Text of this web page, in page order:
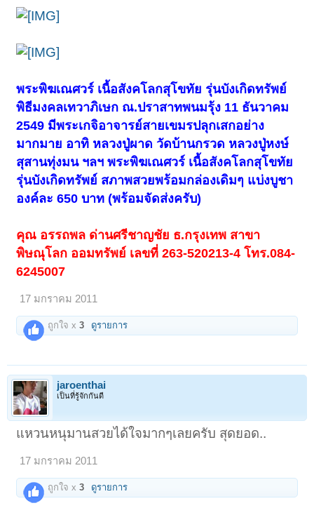
พระพิฆเณศวร์ เนื้อสังคโลกสุโขทัย รุ่นบังเกิดทรัพย์
พิธีมงคลเทวาภิเษก ณ.ปราสาทพนมรุ้ง 11 ธันวาคม
2549 มีพระเกจิอาจารย์สายเขมรปลุกเสกอย่าง
มากมาย อาทิ หลวงปู่ผาด วัดบ้านกรวด หลวงปู่หงษ์
สุสานทุ่งมน ฯลฯ พระพิฆเณศวร์ เนื้อสังคโลกสุโขทัย
รุ่นบังเกิดทรัพย์ สภาพสวยพร้อมกล่องเดิมๆ แบ่งบูชา
องค์ละ 650 บาท (พร้อมจัดส่งครับ)
คุณ อรรถพล ด่านศรีชาญชัย ธ.กรุงเทพ สาขา
พิษณุโลก ออมทรัพย์ เลขที่ 263-520213-4 โทร.084-
6245007
17 มกราคม 2011
ถูกใจ x3 ดูรายการ
jaroenthai
เป็นที่รู้จักกันดี
แหวนหนุมานสวยได้ใจมากๆเลยครับ สุดยอด..
17 มกราคม 2011
ถูกใจ x3 ดูรายการ